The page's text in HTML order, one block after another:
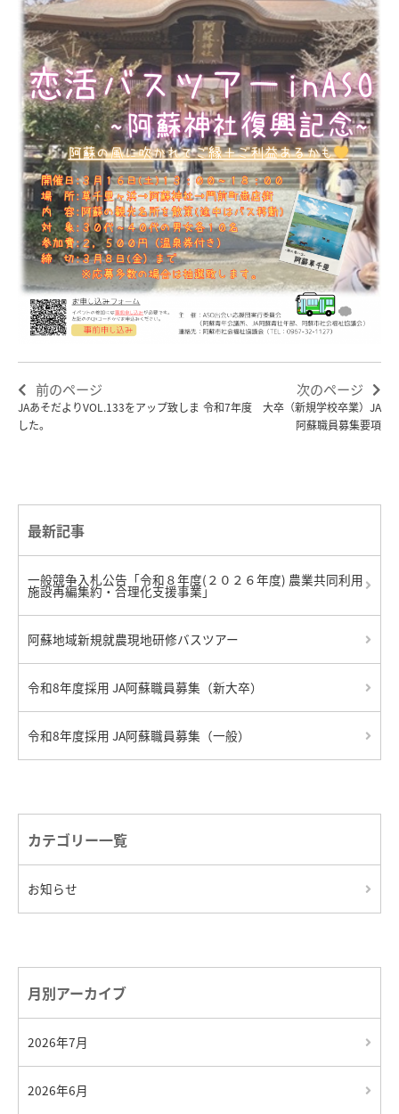
前のページ
JAあそだよりVOL.133をアップ致しま
した。
次のページ
令和7年度 大卒（新規学校卒業）JA
阿蘇職員募集要項
最新記事
一般競争入札公告「令和８年度(２０２６年度) 農業共同利用
施設再編集約・合理化支援事業」
阿蘇地域新規就農現地研修バスツアー
令和8年度採用 JA阿蘇職員募集（新大卒）
令和8年度採用 JA阿蘇職員募集（一般）
カテゴリー一覧
お知らせ
月別アーカイブ
2026年7月
2026年6月